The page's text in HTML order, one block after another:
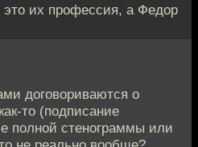
это их профессия, а Федор
договориваются о
то (подписание
полной стенограммы или